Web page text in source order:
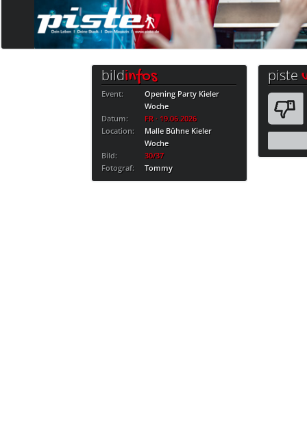
bildinfos
Event:
Opening Party Kieler
Woche
Datum:
FR · 19.06.2026
Location:
Malle Bühne Kieler
Woche
Bild:
30/37
Fotograf:
Tommy
piste